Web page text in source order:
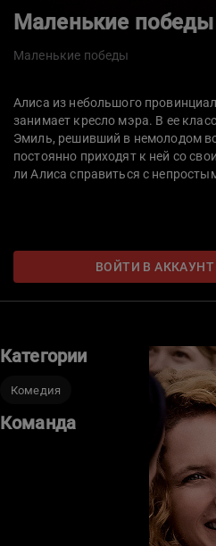
Маленькие победы
Маленькие победы
Алиса из небольшого
занимает кресло мэра. В ее
Эмиль, решивший в немолодом
постоянно приходят к ней со
ли Алиса справиться с
ВОЙТИ В АККАУНТ
Категории
Комедия
Команда